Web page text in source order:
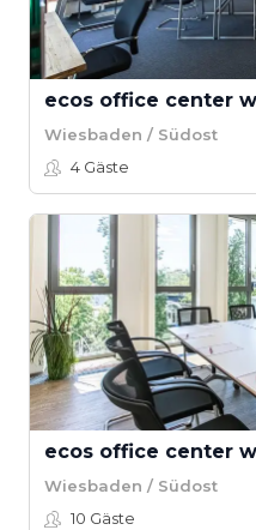
ecos office center
Wiesbaden / Südost
4 Gäste
ecos office center
Wiesbaden / Südost
10 Gäste